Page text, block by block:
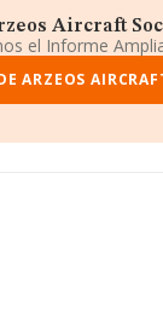
Aircraft
el Informe
ARZEOS